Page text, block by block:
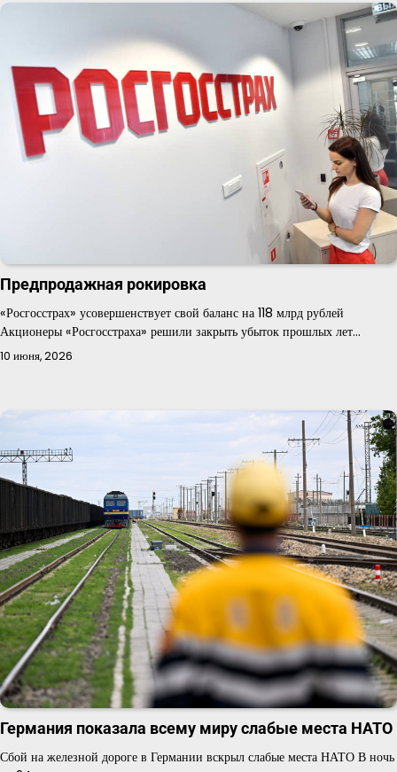
Предпродажная рокировка
«Росгосстрах» усовершенствует свой баланс на 118 млрд рублей
Акционеры «Росгосстраха» решили закрыть убыток прошлых лет…
10 июня, 2026
Германия показала всему миру слабые места НАТО
Сбой на железной дороге в Германии вскрыл слабые места НАТО В ночь